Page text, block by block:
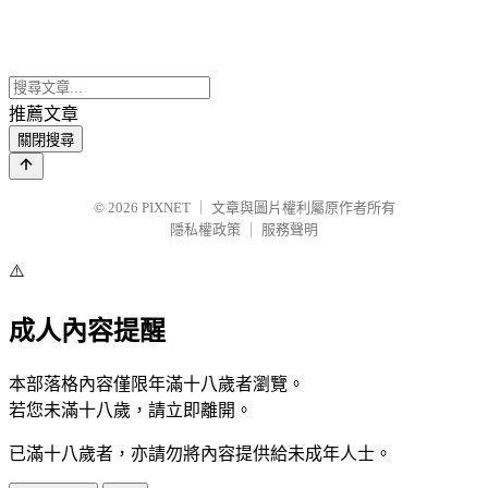
推薦文章
關閉搜尋
© 2026 PIXNET
文章與圖片權利屬原作者所有
隱私權政策
服務聲明
⚠️
成人內容提醒
本部落格內容僅限年滿十八歲者瀏覽。
若您未滿十八歲，請立即離開。
已滿十八歲者，亦請勿將內容提供給未成年人士。